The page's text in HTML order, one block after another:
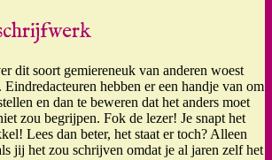
dit soort gemiereneuk van anderen woest
hebben er een handje van om
en dan te beweren dat het anders moet
zou begrijpen. Fok de lezer! Je snapt het
Lees dan beter, het staat er toch? Alleen
jij het zou schrijven omdat je al jaren zelf het